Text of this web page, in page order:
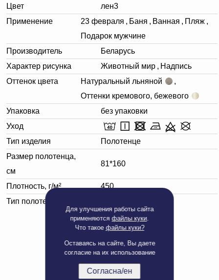
Для улучшения работы сайта
применяютсяфайлы куки.
Что такое файлы куки?
Оставаясь на сайте, Вы даете
согласие на их использование
Согласна/ен
Цвет
лен3
Применение
23 февраля , Баня , Ванная , Пляж ,
Подарок мужчине
Производитель
Беларусь
Характер рисунка
Животный мир , Надпись
Оттенок цвета
Натуральный льняной
,
Оттенки кремового, бежевого
Упаковка
без упаковки
Уход
Тип изделия
Полотенце
Размер полотенца,
см
81*160
Плотность, г/м²
450
Тип полотенца
Полная версия сайта